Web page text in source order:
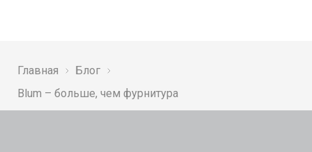
Главная
Блог
Blum – больше, чем фурнитура